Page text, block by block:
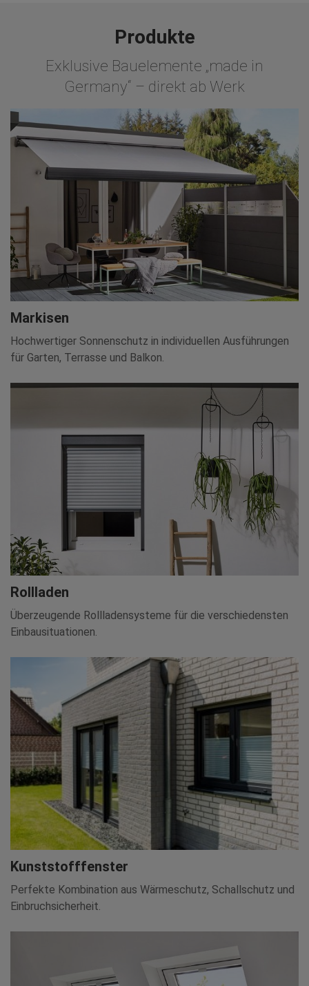
Produkte
Exklusive Bauelemente „made in
Germany“ – direkt ab Werk
Markisen
Hochwertiger Sonnenschutz in individuellen Ausführungen
für Garten, Terrasse und Balkon.
Rollladen
Überzeugende Rollladensysteme für die verschiedensten
Einbausituationen.
Kunststofffenster
Perfekte Kombination aus Wärmeschutz, Schallschutz und
Einbruchsicherheit.